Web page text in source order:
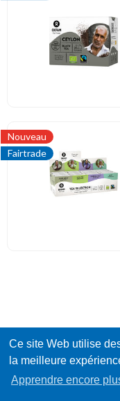
Ce site Web utilise
la meilleure
Apprendre encore
Nouveau
Fairtrade